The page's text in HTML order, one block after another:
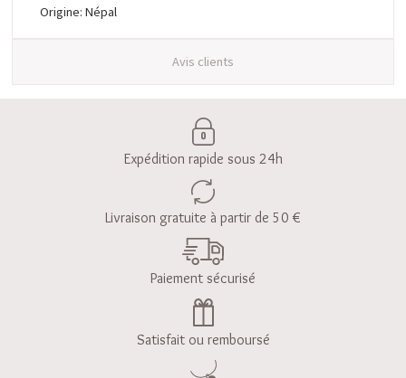
Origine: Népal
Avis clients
Expédition rapide sous 24h
Livraison gratuite à partir de 50 €
Paiement sécurisé
Satisfait ou remboursé